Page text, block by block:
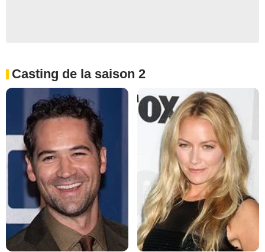
Casting de la saison 2